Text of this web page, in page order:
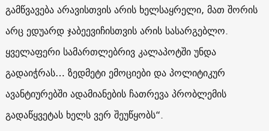
გამწვავება არავისთვის არის ხელსაყრელი, მათ შორის
არც ედუარდ ჯაბეევიჩისთვის არის სასარგებლო.
ყველაფერი სამართლებრივ კალაპოტში უნდა
გადაიჭრას… ზედმეტი ემოციები და პოლიტიკურ
ავანტიურებში ადამიანების ჩათრევა პრობლემის
გადაწყვეტას ხელს ვერ შეუწყობს“.